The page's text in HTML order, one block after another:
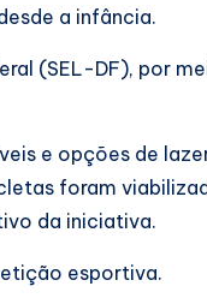
a infância.
(SEL-DF), por
e opções de
foram
da iniciativa.
esportiva.